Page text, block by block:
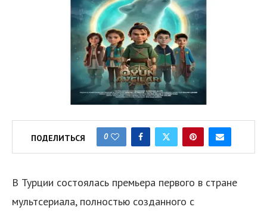
ПОДЕЛИТЬСЯ 0
В Турции состоялась премьера первого в стране
мультсериала, полностью созданного с